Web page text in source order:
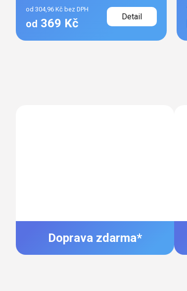
od 304,96 Kč bez DPH
od 369 Kč Detail
Doprava zdarma*